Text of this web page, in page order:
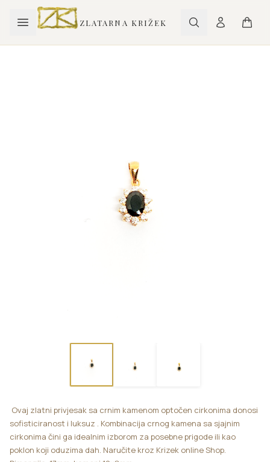
ZLATARNA KRIŽEK
Ovaj zlatni privjesak sa crnim kamenom optočen cirkonima donosi
sofisticiranost i luksuz . Kombinacija crnog kamena sa sjajnim
cirkonima čini ga idealnim izborom za posebne prigode ili kao
poklon koji oduzima dah. Naručite kroz Krizek online Shop.